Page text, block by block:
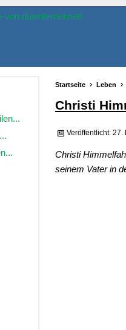
Startseite Leben
Christi
Veröffentlicht: 27.
Christi
seinem Vater in